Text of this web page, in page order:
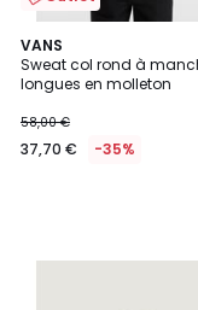
VANS
Sweat col rond à
longues en molleton
58,00 €
37,70 € -35%